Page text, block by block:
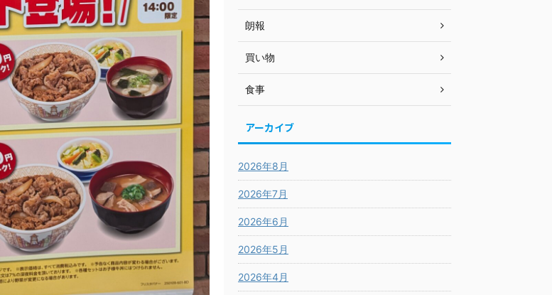
朗報
買い物
食事
アーカイブ
2026年8月
2026年7月
2026年6月
2026年5月
2026年4月